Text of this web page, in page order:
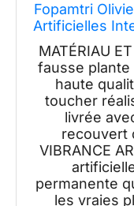
Fopamtri
Artificielles
Plante Olivier
Chambre
MATÉRIAU
fausse
haute
toucher
livrée
recouvert
VIBRANCE
permanente
les vraies